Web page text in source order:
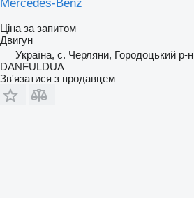
Mercedes-Benz
Ціна за запитом
Двигун
Україна, с. Черляни, Городоцький р-н
DANFULDUA
Зв'язатися з продавцем